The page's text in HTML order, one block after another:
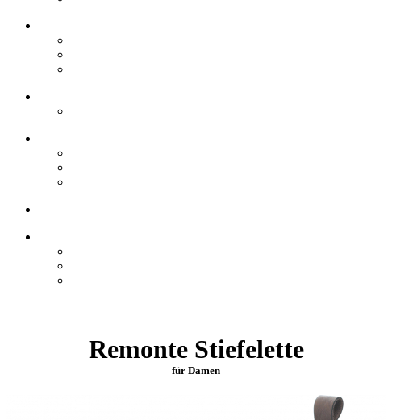
Remonte Stiefelette
für Damen